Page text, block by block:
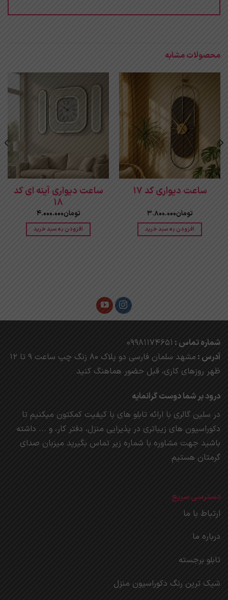
محصولات مشابه
ساعت دیواری کد 17
تومان3.800.000
افزودن به سبد خرید
ساعت دیواری آینه ای کد
18
تومان4.000.000
افزودن به سبد خرید
شماره تماس : 09981174651
آدرس : مشهد
سلمان فارسی دو پلاک 80 زنگ چپ ساعت 9 تا 12
ظهر روزهای کاری، قبل حضور هماهنگ کنید
درود بر شما دوست گرانمایه
در سلین گالری با ارائه تابلو های با کیفیت کمکتون میکنیم تا
دکوراسیون های زیباتری در پذیرایی منزل، دفتر کار، و ... داشته
باشید جهت مشاوره با شماره زیر تماس بگیرید میزبان صدای
گرمتان هستیم
دسترسی سریع
ارتباط با ما
درباره ما
تابلو برجسته
شیک ترین رنگ دکوراسیون منزل